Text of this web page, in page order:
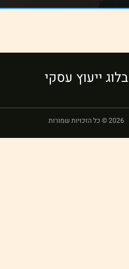
בלוג ייעוץ עסקי
2026 © כל הזכויות שמורות